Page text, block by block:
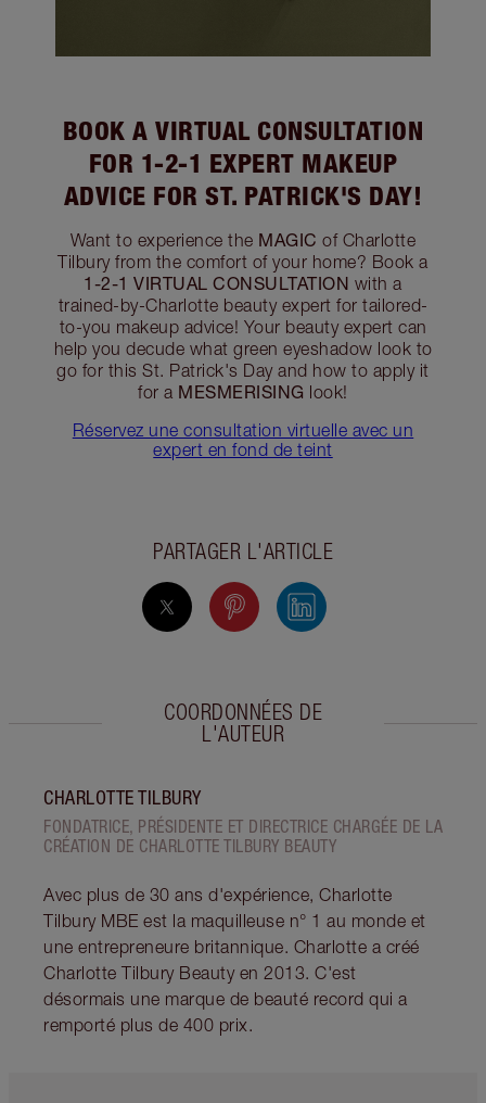
BOOK A VIRTUAL CONSULTATION
FOR 1-2-1 EXPERT MAKEUP
ADVICE FOR ST. PATRICK'S DAY!
Want to experience the MAGIC of Charlotte
Tilbury from the comfort of your home? Book a
1-2-1 VIRTUAL CONSULTATION with a
trained-by-Charlotte beauty expert for tailored-
to-you makeup advice! Your beauty expert can
help you decude what green eyeshadow look to
go for this St. Patrick's Day and how to apply it
for a MESMERISING look!
Réservez une consultation virtuelle avec un
expert en fond de teint
PARTAGER L'ARTICLE
COORDONNÉES DE
L'AUTEUR
CHARLOTTE TILBURY
FONDATRICE, PRÉSIDENTE ET DIRECTRICE CHARGÉE DE LA
CRÉATION DE CHARLOTTE TILBURY BEAUTY
Avec plus de 30 ans d'expérience, Charlotte
Tilbury MBE est la maquilleuse n° 1 au monde et
une entrepreneure britannique. Charlotte a créé
Charlotte Tilbury Beauty en 2013. C'est
désormais une marque de beauté record qui a
remporté plus de 400 prix.